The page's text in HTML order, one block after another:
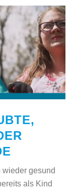
wieder gesund
als Kind